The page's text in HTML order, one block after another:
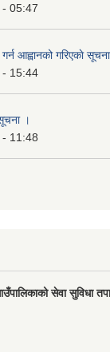
05:47
आह्वानको गरिएकाे
- 15:44
।
11:48
सेवा सुविधा